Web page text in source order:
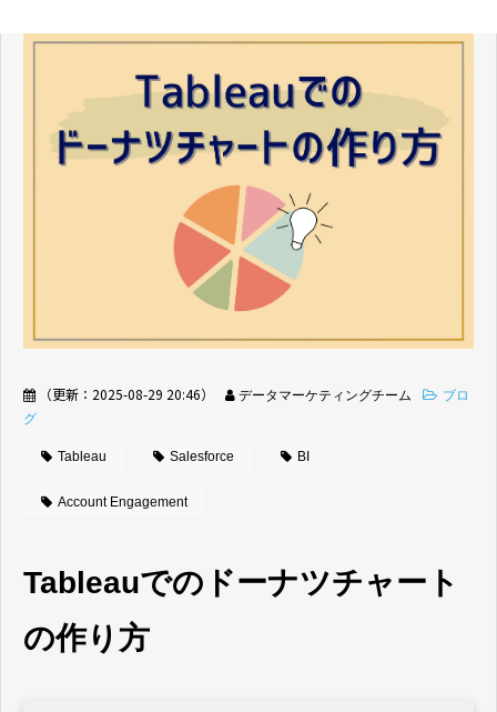
（更新： 2025-08-29 20:46） データマーケティングチーム
ブロ
グ
Tableau Salesforce BI
Account Engagement
Tableauでのドーナツチャート
の作り方